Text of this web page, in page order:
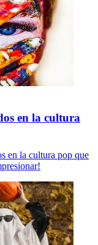
en la cultura
en la cultura pop que